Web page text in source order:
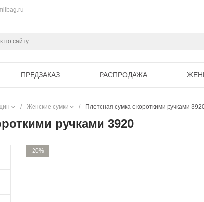
ПРЕДЗАКАЗ РАСПРОДАЖА
/ Женские сумки / Плетеная сумка с короткими ручками
ручками 3920
-20%